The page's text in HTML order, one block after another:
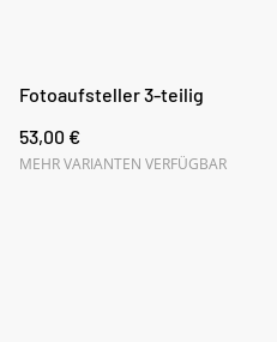
Fotoaufsteller 3-teilig
53,00 €
MEHR VARIANTEN VERFÜGBAR